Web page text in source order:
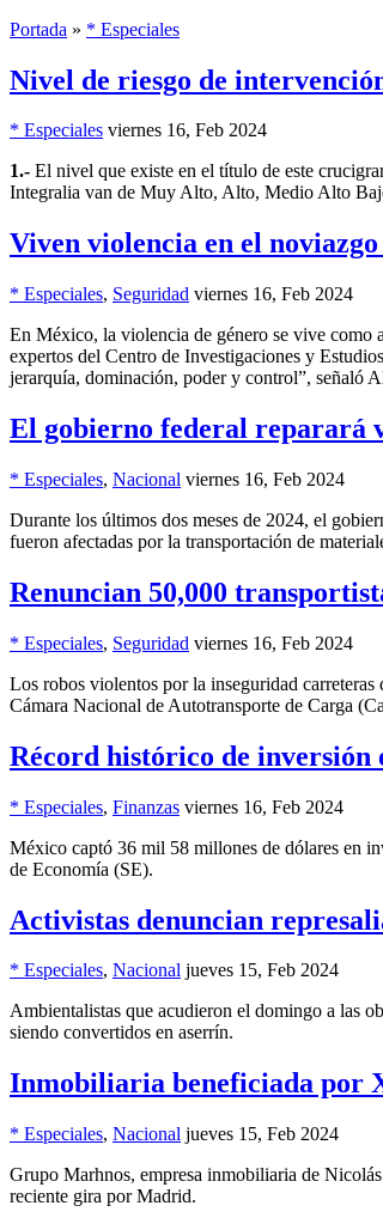
Portada » * Especiales
Nivel de riesgo de
* Especiales viernes 16, Feb 2024
1.- El nivel que existe en el título de este
Integralia van de Muy Alto, Alto, Medio Alto
Viven violencia en el
* Especiales, Seguridad viernes 16, Feb 2024
En México, la violencia de género se vive como
expertos del Centro de Investigaciones y
jerarquía, dominación, poder y control”, señaló
El gobierno federal reparará
* Especiales, Nacional viernes 16, Feb 2024
Durante los últimos dos meses de 2024, el
fueron afectadas por la transportación de
Renuncian 50,000
* Especiales, Seguridad viernes 16, Feb 2024
Los robos violentos por la inseguridad
Cámara Nacional de Autotransporte de Carga
Récord histórico de inversión
* Especiales, Finanzas viernes 16, Feb 2024
México captó 36 mil 58 millones de dólares en
de Economía (SE).
Activistas denuncian
* Especiales, Nacional jueves 15, Feb 2024
Ambientalistas que acudieron el domingo a las
siendo convertidos en aserrín.
Inmobiliaria beneficiada por
* Especiales, Nacional jueves 15, Feb 2024
Grupo Marhnos, empresa inmobiliaria de
reciente gira por Madrid.